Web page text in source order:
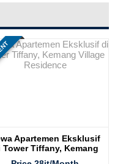
Apartemen Eksklusif
Tower Tiffany, Kemang